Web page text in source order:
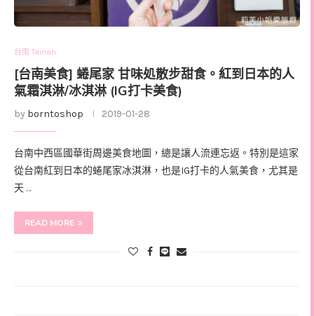
台南 Tainan
[台南美食] 蜷尾家 甘味処散步甜食。紅到日本的人
氣霜淇淋/冰淇淋 (IG打卡美食)
by borntoshop 2019-01-28
台南中西區國華街周邊美食地圖，總是讓人流連忘返。特別是這家
從台南紅到日本的蜷尾家冰淇淋，也是IG打卡的人氣美食，尤其是
天 …
READ MORE